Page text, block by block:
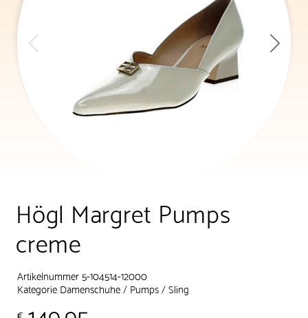
Högl Margret Pumps
creme
Artikelnummer 5-104514-12000
KategorieDamenschuhe/Pumps / Sling